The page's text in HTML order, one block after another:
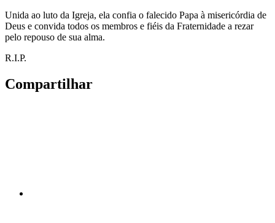
Unida ao luto da Igreja, ela confia o falecido Papa à misericórdia de
Deus e convida todos os membros e fiéis da Fraternidade a rezar
pelo repouso de sua alma.
R.I.P.
Compartilhar